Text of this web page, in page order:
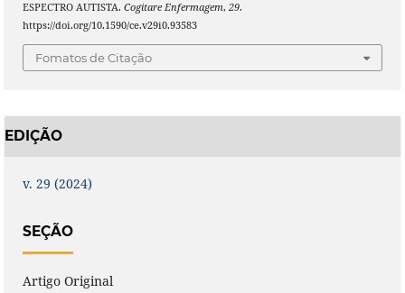
ESPECTRO AUTISTA. Cogitare Enfermagem, 29.
https://doi.org/10.1590/ce.v29i0.93583
Fomatos de Citação
EDIÇÃO
v. 29 (2024)
SEÇÃO
Artigo Original